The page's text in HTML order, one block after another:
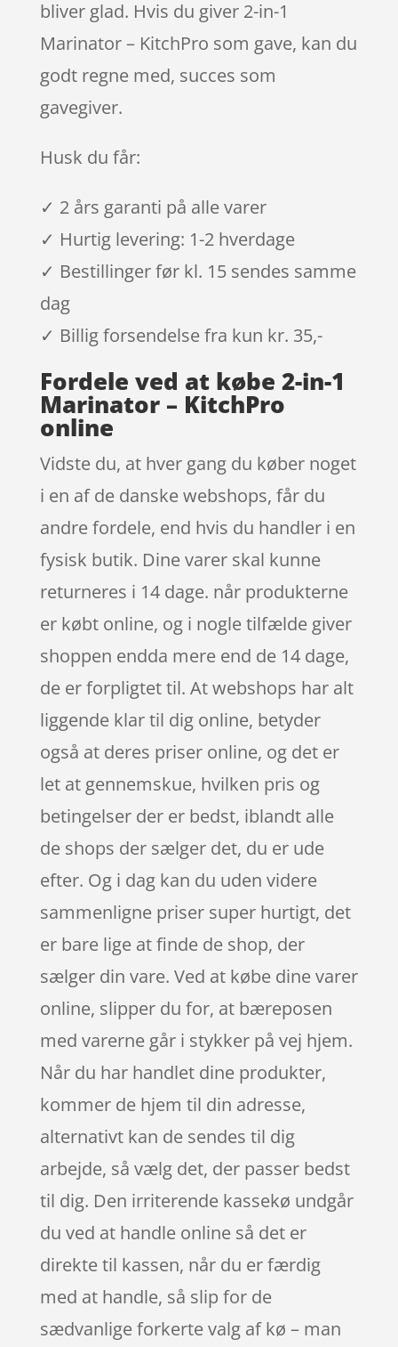
bliver glad. Hvis du giver 2-in-1
Marinator – KitchPro som gave, kan du
godt regne med, succes som
gavegiver.
Husk du får:
✓ 2 års garanti på alle varer
✓ Hurtig levering: 1-2 hverdage
✓ Bestillinger før kl. 15 sendes samme
dag
✓ Billig forsendelse fra kun kr. 35,-
Fordele ved at købe 2-in-1
Marinator – KitchPro
online
Vidste du, at hver gang du køber noget
i en af de danske webshops, får du
andre fordele, end hvis du handler i en
fysisk butik. Dine varer skal kunne
returneres i 14 dage. når produkterne
er købt online, og i nogle tilfælde giver
shoppen endda mere end de 14 dage,
de er forpligtet til. At webshops har alt
liggende klar til dig online, betyder
også at deres priser online, og det er
let at gennemskue, hvilken pris og
betingelser der er bedst, iblandt alle
de shops der sælger det, du er ude
efter. Og i dag kan du uden videre
sammenligne priser super hurtigt, det
er bare lige at finde de shop, der
sælger din vare. Ved at købe dine varer
online, slipper du for, at bæreposen
med varerne går i stykker på vej hjem.
Når du har handlet dine produkter,
kommer de hjem til din adresse,
alternativt kan de sendes til dig
arbejde, så vælg det, der passer bedst
til dig. Den irriterende kassekø undgår
du ved at handle online så det er
direkte til kassen, når du er færdig
med at handle, så slip for de
sædvanlige forkerte valg af kø – man